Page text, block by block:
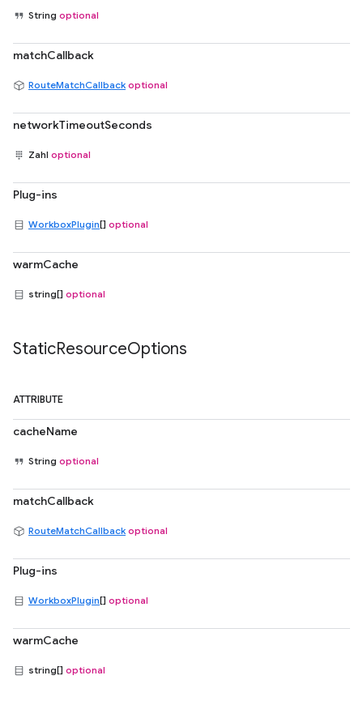
String optional
matchCallback
RouteMatchCallback optional
networkTimeoutSeconds
Zahl optional
Plug-ins
WorkboxPlugin[] optional
warmCache
string[] optional
StaticResourceOptions
ATTRIBUTE
cacheName
String optional
matchCallback
RouteMatchCallback optional
Plug-ins
WorkboxPlugin[] optional
warmCache
string[] optional